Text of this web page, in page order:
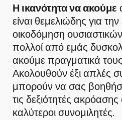
Η ικανότητα να ακούμε
είναι θεμελιώδης για
οικοδόμηση
πολλοί από εμάς
ακούμε πραγματικά
Ακολουθούν έξι απλές
μπορούν να σας
τις δεξιότητές
καλύτεροι συνομιλητές.